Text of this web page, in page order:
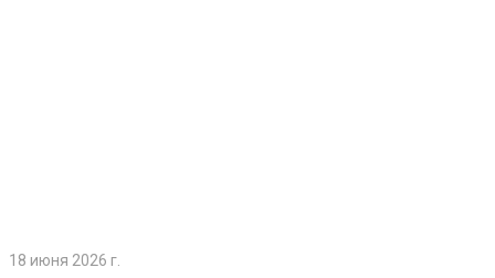
18 июня 2026 г.